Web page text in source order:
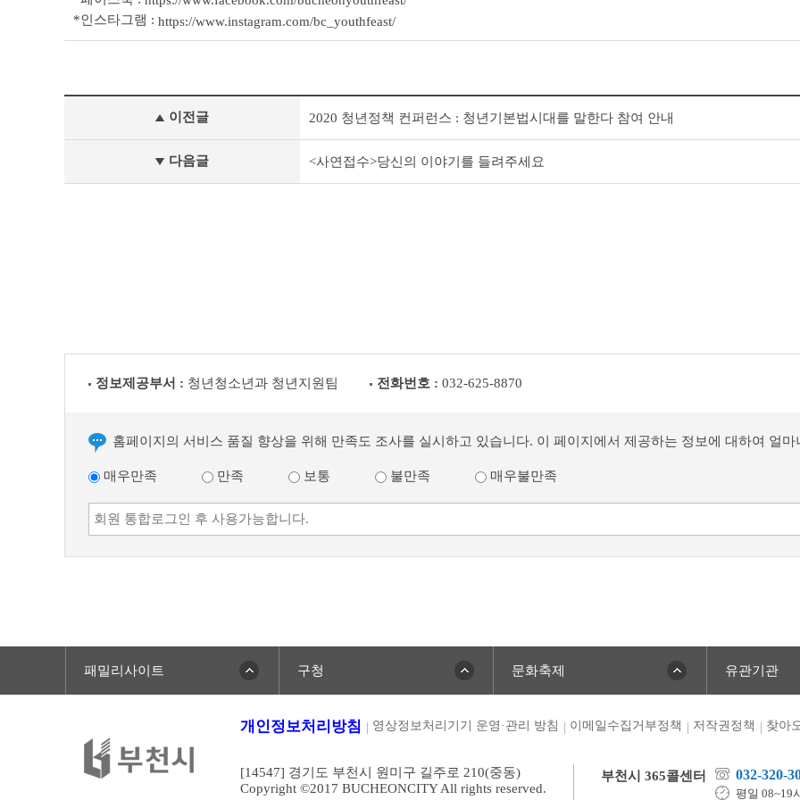
*인스타그램 : https://www.instagram.com/bc_youthfeast/
사
전
이전글 2020 청년정책 컨퍼런스 : 청년기본법시대를 말한다 참여 안내
다음글 <사연접수>당신의 이야기를 들려주세요
정보제공부서 : 청년청소년과 청년지원팀 전화번호 : 032-625-8870
홈페이지의 서비스 품질 향상을 위해 만족도 조사를 실시하고 있습니다. 이 페이지에서 제공하는 정보에 대하여 얼마
매우만족 만족 보통 불만족 매우불만족
패밀리사이트 구청 문화축제 유관기관
개인정보처리방침 영상정보처리기기 운영·관리 방침 이메일수집거부정책 저작권정책 찾아
[14547] 경기도 부천시 원미구 길주로 210(중동)
Copyright ©2017 BUCHEONCITY All rights reserved.
부천시 365콜센터 032-320-
평일 08~19